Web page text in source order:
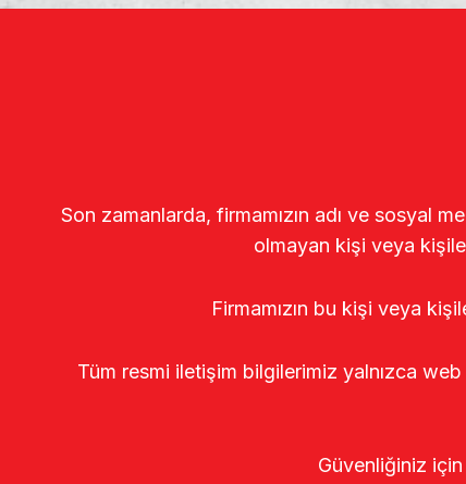
Son zamanlarda, firmamızın adı ve sosyal
olmayan kişi veya
Firmamızın bu kişi veya
Tüm resmi iletişim bilgilerimiz yalnızca
Güvenliğiniz